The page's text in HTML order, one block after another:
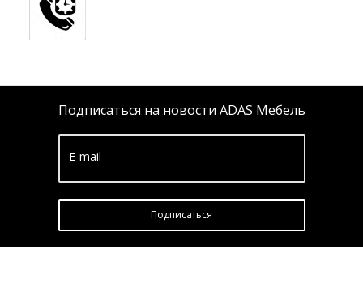
Подписаться на новости ADAS Мебель
E-mail
Подписатьcя